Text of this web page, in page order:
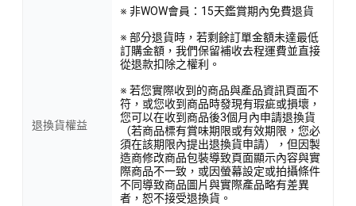
退換貨權益
※ 非WOW會員：15天鑑賞期內免費退貨
※ 部分退貨時，若剩餘訂單金額未達最低
訂購金額，我們保留補收去程運費並直接
從退款扣除之權利。
※ 若您實際收到的商品與產品資訊頁面不
符，或您收到商品時發現有瑕疵或損壞，
您可以在收到商品後3個月內申請退換貨
（若商品標有賞味期限或有效期限，您必
須在該期限內提出退換貨申請），但因製
造商修改商品包裝導致頁面顯示內容與實
際商品不一致，或因螢幕設定或拍攝條件
不同導致商品圖片與實際產品略有差異
者，恕不接受退換貨。